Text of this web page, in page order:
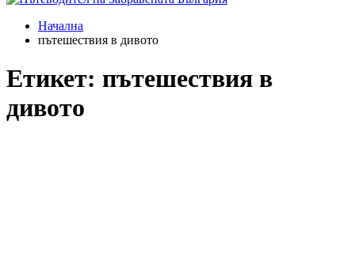
Начална
пътешествия в дивото
Етикет: пътешествия в
дивото